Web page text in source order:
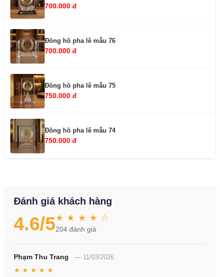
700.000 đ
Đồng hồ pha lê mẫu 76
700.000 đ
Đồng hồ pha lê mẫu 75
750.000 đ
Đồng hồ pha lê mẫu 74
750.000 đ
Đánh giá khách hàng
4.6/5★ ★ ★ ★ ☆
204 đánh giá
Phạm Thu Trang — 11/03/2026
★ ★ ★ ★ ★